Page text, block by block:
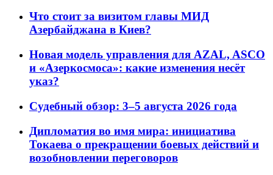
Что стоит за визитом главы МИД
Азербайджана в Киев?
Новая модель управления для AZAL, ASCO
и «Азеркосмоса»: какие изменения несёт
указ?
Судебный обзор: 3–5 августа 2026 года
Дипломатия во имя мира: инициатива
Токаева о прекращении боевых действий и
возобновлении переговоров